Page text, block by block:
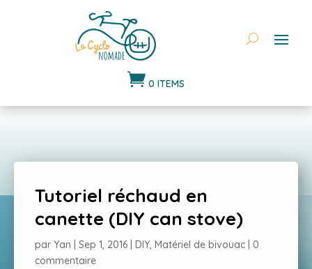
 0 ITEMS
Tutoriel réchaud en
canette (DIY can stove)
par Yan Sep 1, 2016 DIY, Matériel de bivouac
0
commentaire